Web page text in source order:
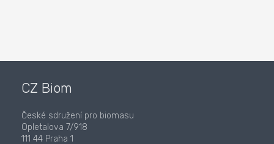
CZ Biom
České sdružení pro biomasu
Opletalova 7/918
111 44 Praha 1